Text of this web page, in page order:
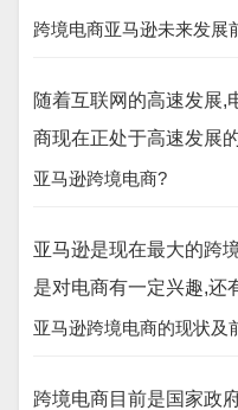
跨境电商亚马逊未来发展
随着互联网的高速发展,
商现在正处于高速发展的
亚马逊跨境电商?
亚马逊是现在最大的跨
是对电商有一定兴趣,还
亚马逊跨境电商的现状及
跨境电商目前是国家政